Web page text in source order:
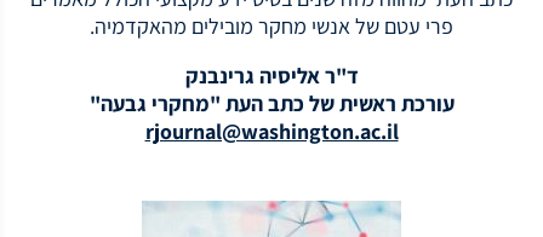
פרי עטם של אנשי מחקר מובילים מהאקדמיה.
ד"ר אליסיה גרינבנק
עורכת ראשית של כתב העת "מחקרי גבעה"
rjournal@washington.ac.il